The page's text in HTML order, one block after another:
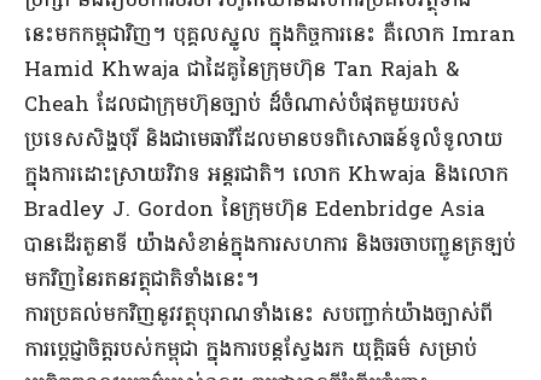
នេះមកកម្ពុជាវិញ។ បុគ្គលស្នូល ក្នុងកិច្ចការនេះ គឺលោក Imran
Hamid Khwaja ជាដៃគូនៃក្រុមហ៊ុន Tan Rajah &
Cheah ដែលជាក្រុមហ៊ុនច្បាប់ ដ៏ចំណាស់បំផុតមួយរបស់
ប្រទេសសិង្ហបុរី និងជាមេធាវីដែលមានបទពិសោធន៍ទូលំទូលាយ
ក្នុងការដោះស្រាយវិវាទ អន្តរជាតិ។ លោក Khwaja និងលោក
Bradley J. Gordon នៃក្រុមហ៊ុន Edenbridge Asia
បានដើរតួនាទី យ៉ាងសំខាន់ក្នុងការសហការ និងចរចាបញ្ជូនត្រឡប់
មកវិញនៃរតនវត្ថុជាតិទាំងនេះ។
ការប្រគល់មកវិញនូវវត្ថុបុរាណទាំងនេះ សបញ្ជាក់យ៉ាងច្បាស់ពី
ការប្តេជ្ញាចិត្តរបស់កម្ពុជា ក្នុងការបន្តស្វែងរក យុត្តិធម៌ សម្រាប់